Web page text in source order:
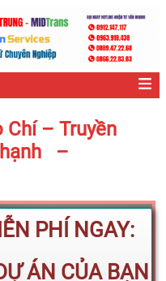
Chí – Truyền
–
PHÍ NGAY:
ÁN CỦA BẠN